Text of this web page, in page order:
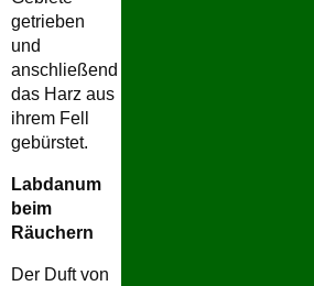
getrieben
und
anschließend
das Harz aus
ihrem Fell
gebürstet.
Labdanum
beim
Räuchern
Der Duft von